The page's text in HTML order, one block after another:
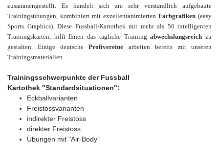
zusammengestellt. Es handelt sich um sehr verständlich aufgebaute
Trainingsübungen, kombiniert mit exzellentanimierten Farbgrafiken (easy
Sports Graphics).Diese Fussball-Kartothek mit mehr als 50 intelligenten
Trainingskarten, hilft Ihnen das tägliche Trainingabwechslungsreich zu
gestalten. Einige deutsche Profivereine arbeiten bereits mit unseren
Trainingsmaterialien.
Trainingsschwerpunkte der Fussball
Kartothek "Standardsituationen":
Eckballvarianten
Freistossvarianten
indirekter Freistoss
direkter Freistoss
Übungen mit "Air-Body"